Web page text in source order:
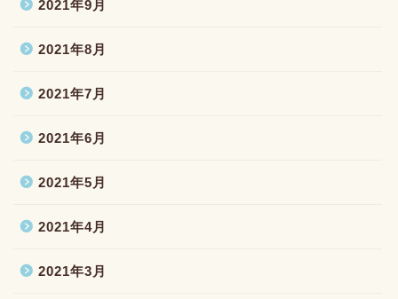
2021年9月
2021年8月
2021年7月
2021年6月
2021年5月
2021年4月
2021年3月